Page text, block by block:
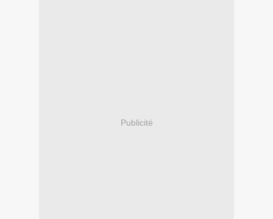
Publicité